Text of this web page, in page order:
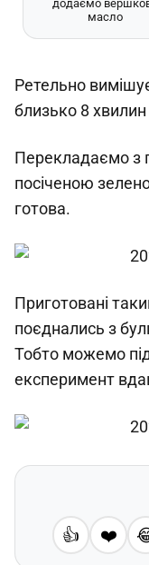
додаємо
масло
Ретельно
близько 8
Перекладаємо з
посіченою
готова.
Приготовані
поєднались з
Тобто можемо
експеримент
👍 ❤️